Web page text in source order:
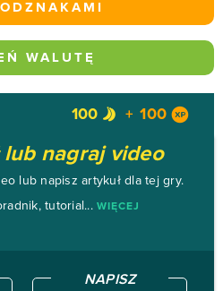
WALUTĘ
100 100
lub nagraj video
lub napisz artykuł dla tej gry.
tutorial... WIĘCEJ
NAPISZ